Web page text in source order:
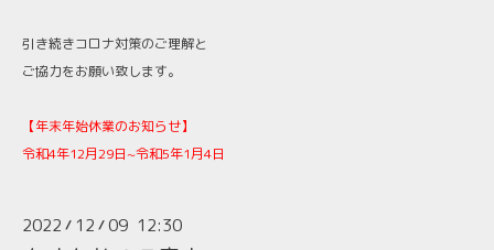
引き続きコロナ対策のご理解と
ご協力をお願い致します。
【年末年始休業のお知らせ】
令和4年12月29日~令和5年1月4日
2022 / 12 /09 12:30